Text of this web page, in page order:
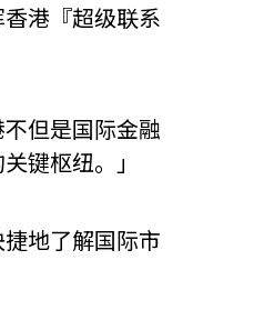
港『超级联系
但是国际金融
键枢纽。」
地了解国际市